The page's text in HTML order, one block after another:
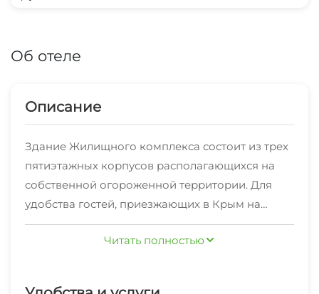
Об отеле
Описание
Здание Жилищного комплекса состоит из трех
пятиэтажных корпусов располагающихся на
собственной огороженной территории. Для
удобства гостей, приезжающих в Крым на
автомобиле, оборудована бесплатная
автостоянка. Оснащена всем необходимым
Читать полностью